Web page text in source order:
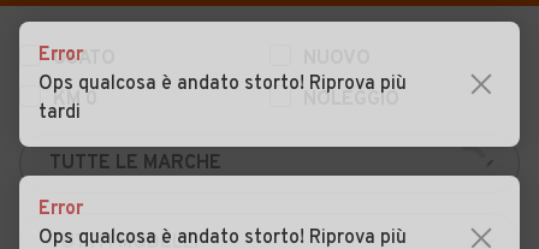
Auto Nuove
Noleggio a lungo termine
Auto d'epoca
Moto
Camper
USATO
KM 0
NOLEGGIO
Error
Ops qualcosa è andato storto! Riprova più
tardi
Error
Ops qualcosa è andato storto! Riprova più